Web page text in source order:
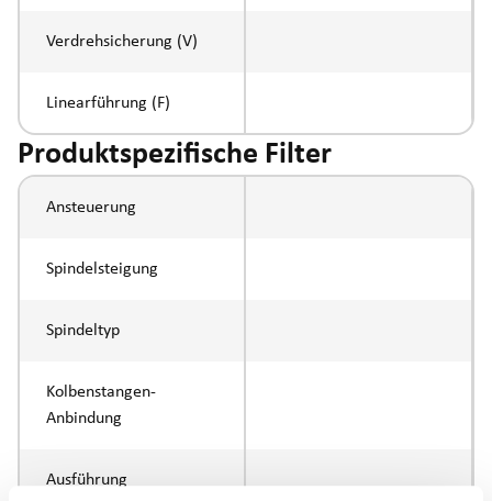
Verdrehsicherung (V)
Linearführung (F)
Produktspezifische Filter
Ansteuerung
Spindelsteigung
Spindeltyp
Kolbenstangen-
Anbindung
Ausführung